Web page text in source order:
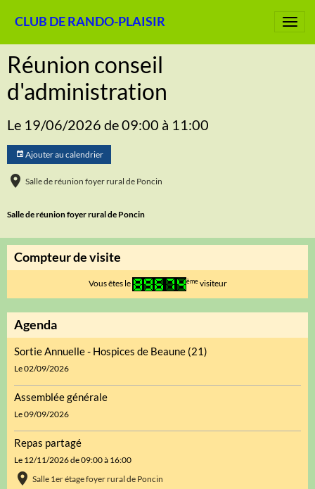
CLUB DE RANDO-PLAISIR
Réunion conseil
d'administration
Le 19/06/2026 de 09:00 à 11:00
Ajouter au calendrier
Salle de réunion foyer rural de Poncin
Salle de réunion foyer rural de Poncin
Compteur de visite
Vous êtes le èmevisiteur
Agenda
Sortie Annuelle - Hospices de Beaune (21)
Le 02/09/2026
Assemblée générale
Le 09/09/2026
Repas partagé
Le 12/11/2026de 09:00à 16:00
Salle 1er étage foyer rural de Poncin